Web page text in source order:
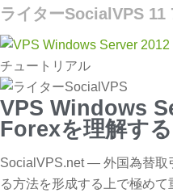
ライターSocialVPS 11
チュートリアル
VPS Windows
Forexを理解す
SocialVPS.net — 外国為替取
る方法を形成する上で極め